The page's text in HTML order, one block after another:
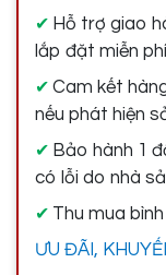
✔ Hỗ trợ giao
lắp đặt miễn
✔ Cam kết
nếu phát hiện
✔ Bảo hành 1
có lỗi do nhà
✔ Thu mua
ƯU ĐÃI,